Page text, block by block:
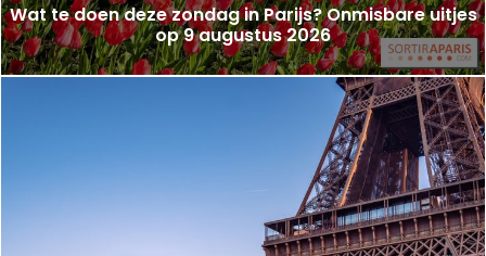
Wat te doen deze zondag in Parijs? Onmisbare uitjes
op 9 augustus 2026